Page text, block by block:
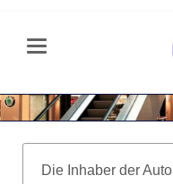
Die Inhaber der